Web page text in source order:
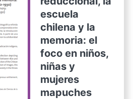
escuela
chilena y la
memoria: el
foco en niños,
niñas y
mujeres
mapuches